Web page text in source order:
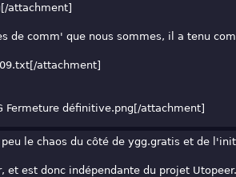
[/attachment]
de comm' que nous sommes, il a tenu
[/attachment]
Fermeture définitive.png[/attachment]
le chaos du côté de ygg.gratis et de
est donc indépendante du projet Utopeer.